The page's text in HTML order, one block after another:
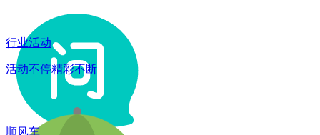
行业活动
活动不停精彩不断
顺风车